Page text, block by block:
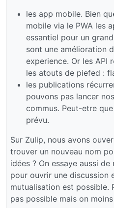
les app mobile. Bien
mobile via le PWA les
essantiel pour un
sont une amélioration
experience. Or les API
les atouts de piefed :
les publications
pouvons pas lancer
commus. Peut-etre
prévu.
Sur Zulip, nous avons
trouver un nouveau nom
idées ? On essaye aussi
pour ouvrir une discussion
mutualisation est possible.
pas possible mais on